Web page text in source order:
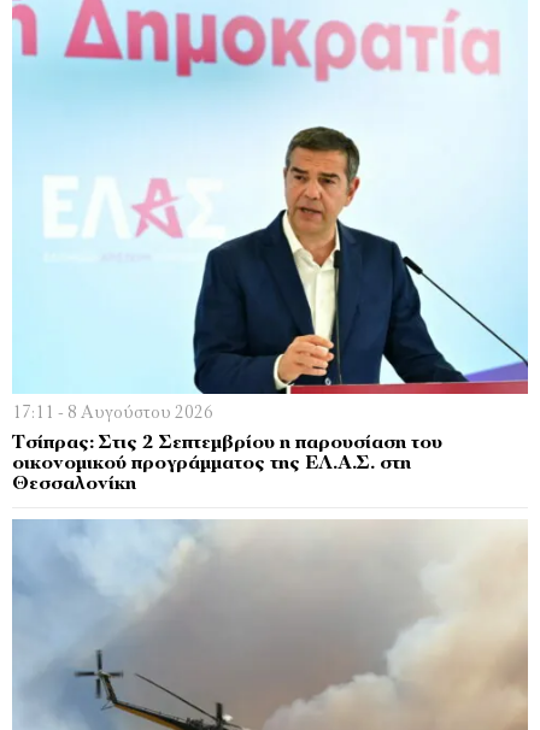
17:11 - 8 Αυγούστου 2026
Τσίπρας: Στις 2 Σεπτεμβρίου η παρουσίαση του
οικονομικού προγράμματος της ΕΛ.Α.Σ. στη
Θεσσαλονίκη